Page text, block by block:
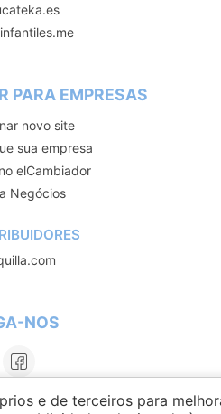
PARA EMPRESAS
novo site
sua empresa
elCambiador
Negócios
NOS
e de terceiros para